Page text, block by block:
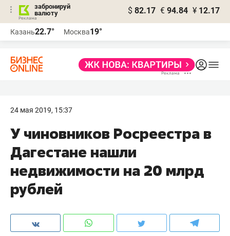
забронируй
валюту
$ 82.17 € 94.84 ¥ 12.17
Казань22.7° Москва19°
24 мая 2019, 15:37
​У чиновников Росреестра в
Дагестане нашли
недвижимости на 20 млрд
рублей